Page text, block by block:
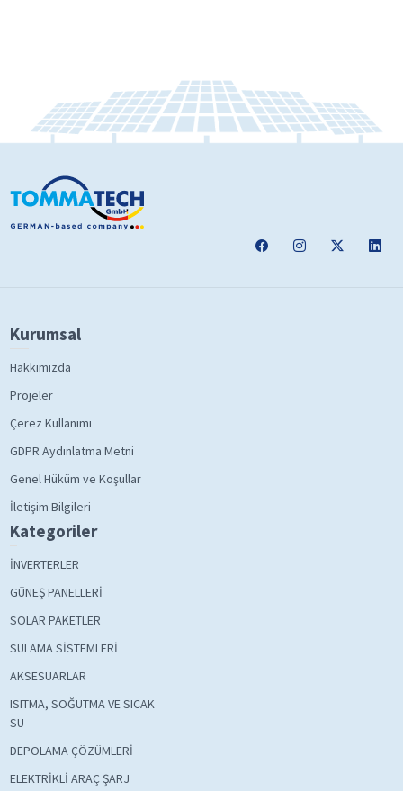
Kurumsal
Hakkımızda
Projeler
Çerez Kullanımı
GDPR Aydınlatma Metni
Genel Hüküm ve Koşullar
İletişim Bilgileri
Kategoriler
İNVERTERLER
GÜNEŞ PANELLERİ
SOLAR PAKETLER
SULAMA SİSTEMLERİ
AKSESUARLAR
ISITMA, SOĞUTMA VE SICAK
SU
DEPOLAMA ÇÖZÜMLERİ
ELEKTRİKLİ ARAÇ ŞARJ